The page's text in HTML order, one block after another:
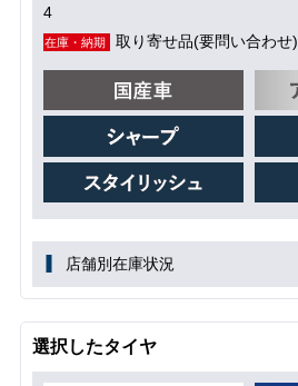
4
在庫・納期 取り寄せ品(要問い合わせ)
店舗別在庫状況
選択したタイヤ